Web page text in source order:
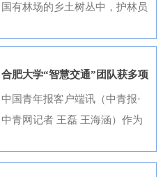
品。经过严格遴选，41件优秀作
《廉心清颂》《缝隙》等获奖作
品构思精巧、寓意深刻，将廉洁
内涵与传统文化元素相融合，充
参会工作，已于9月20日在合肥
进博会外企（安徽）供需对接暨
投资交流活动”，会上，130余家
安徽本土知名企业与21家进博会
系。在本届进博会上，来自安徽
国有林场的乡土树丛中，护林员
南山区，歙县桂林国有林场的林
下基地里，农户忙着采收黄栀
林，从各自为战到联农共富，安
合肥大学“智慧交通”团队获多项
重要进展
中国青年报客户端讯（中青报·
中青网记者 王磊 王海涵）作为
局城市，合肥正在着力打造低空